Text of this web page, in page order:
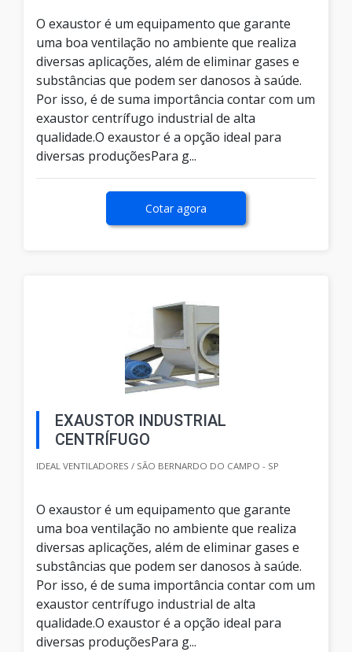
O exaustor é um equipamento que garante
uma boa ventilação no ambiente que realiza
diversas aplicações, além de eliminar gases e
substâncias que podem ser danosos à saúde.
Por isso, é de suma importância contar com um
exaustor centrífugo industrial de alta
qualidade.O exaustor é a opção ideal para
diversas produçõesPara g...
Cotar agora
EXAUSTOR INDUSTRIAL
CENTRÍFUGO
IDEAL VENTILADORES / SÃO BERNARDO DO CAMPO - SP
O exaustor é um equipamento que garante
uma boa ventilação no ambiente que realiza
diversas aplicações, além de eliminar gases e
substâncias que podem ser danosos à saúde.
Por isso, é de suma importância contar com um
exaustor centrífugo industrial de alta
qualidade.O exaustor é a opção ideal para
diversas produçõesPara g...